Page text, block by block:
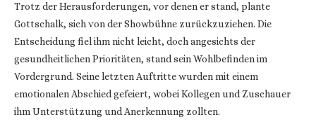
Trotz der Herausforderungen, vor denen er stand, plante
Gottschalk, sich von der Showbühne zurückzuziehen. Die
Entscheidung fiel ihm nicht leicht, doch angesichts der
gesundheitlichen Prioritäten, stand sein Wohlbefinden im
Vordergrund. Seine letzten Auftritte wurden mit einem
emotionalen Abschied gefeiert, wobei Kollegen und Zuschauer
ihm Unterstützung und Anerkennung zollten.